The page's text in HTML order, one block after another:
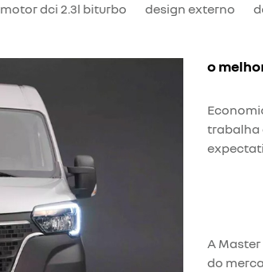
dci 2.3l biturbo design externo
o
trabalha
A
do